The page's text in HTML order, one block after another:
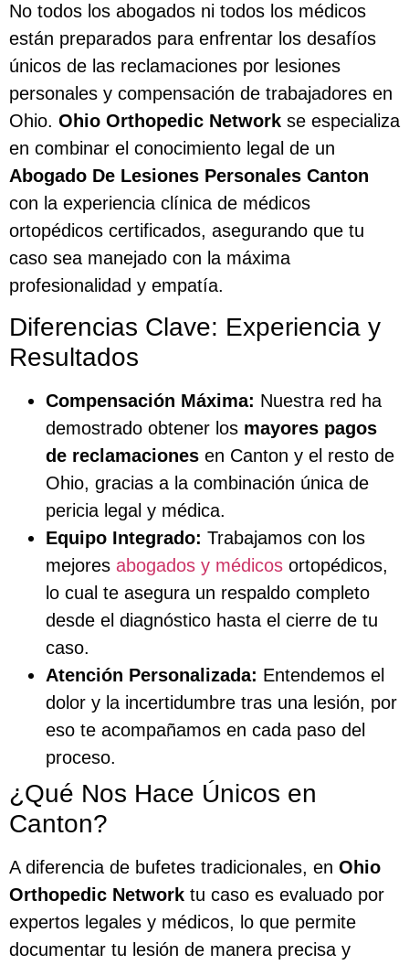
No todos los abogados ni todos los médicos
están preparados para enfrentar los desafíos
únicos de las reclamaciones por lesiones
personales y compensación de trabajadores en
Ohio. Ohio Orthopedic Network se especializa
en combinar el conocimiento legal de un
Abogado De Lesiones Personales Canton
con la experiencia clínica de médicos
ortopédicos certificados, asegurando que tu
caso sea manejado con la máxima
profesionalidad y empatía.
Diferencias Clave: Experiencia y
Resultados
Compensación Máxima: Nuestra red ha
demostrado obtener los mayores pagos
de reclamaciones en Canton y el resto de
Ohio, gracias a la combinación única de
pericia legal y médica.
Equipo Integrado: Trabajamos con los
mejores abogados y médicos ortopédicos,
lo cual te asegura un respaldo completo
desde el diagnóstico hasta el cierre de tu
caso.
Atención Personalizada: Entendemos el
dolor y la incertidumbre tras una lesión, por
eso te acompañamos en cada paso del
proceso.
¿Qué Nos Hace Únicos en
Canton?
A diferencia de bufetes tradicionales, en Ohio
Orthopedic Network tu caso es evaluado por
expertos legales y médicos, lo que permite
documentar tu lesión de manera precisa y